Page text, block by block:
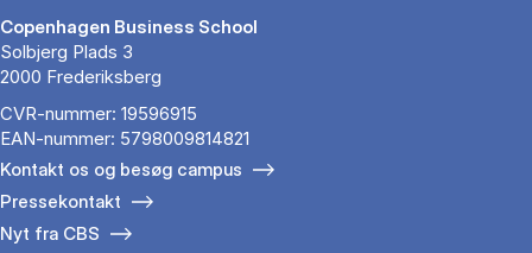
Copenhagen Business School
Solbjerg Plads 3
2000 Frederiksberg
CVR-nummer: 19596915
EAN-nummer: 5798009814821
Kontakt os og besøg campus
Pressekontakt
Nyt fra CBS